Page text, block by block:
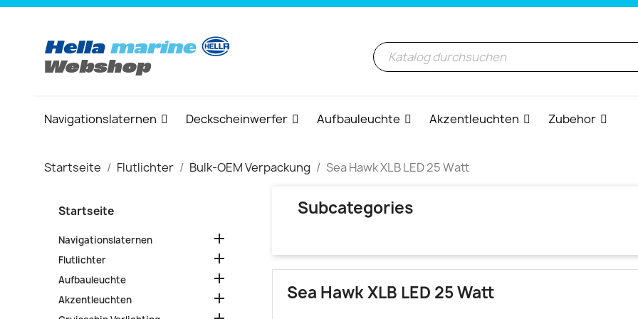
Navigationslaternen Deckscheinwerfer Aufbauleuchte Akzentleuchten Zubehor
Startseite Flutlichter Bulk-OEM Verpackung Sea Hawk XLB LED 25 Watt
Startseite
Navigationslaternen 
Flutlichter 
Aufbauleuchte 
Akzentleuchten 
Subcategories
Sea Hawk XLB LED 25 Watt